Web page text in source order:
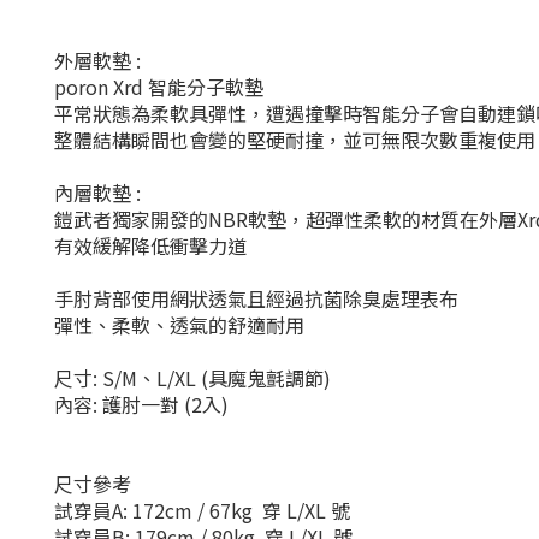
外層軟墊 :
poron Xrd 智能分子軟墊
平常狀態為柔軟具彈性，遭遇撞擊時智能分子會自動連
整體結構瞬間也會變的堅硬耐撞，並可無限次數重複使用
內層軟墊 :
鎧武者獨家開發的NBR軟墊，超彈性柔軟的材質在外層
有效緩解降低衝擊力道
手肘背部使用網狀透氣且經過抗菌除臭處理表布
彈性、柔軟、透氣的舒適耐用
尺寸: S/M、L/XL (具魔鬼氈調節)
內容: 護肘一對 (2入)
尺寸參考
試穿員A: 172cm / 67kg 穿 L/XL 號